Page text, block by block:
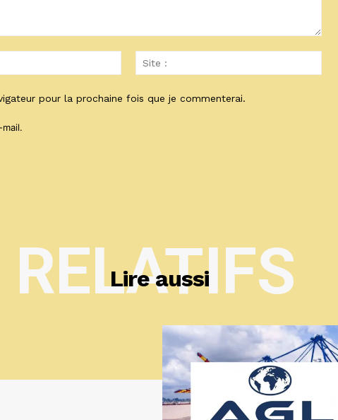
Email
:*
:
pour la prochaine fois que je commenterai.
Lire aussi
RELATIFS